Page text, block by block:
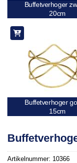
Buffetverhoger
20cm
Buffetverhoger
15cm
Artikelnummer: 10366